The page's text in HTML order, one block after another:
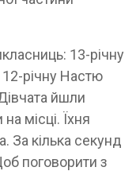
13-річну
річну Настю
йшли
місці. Їхня
За кілька секунд
поговорити з